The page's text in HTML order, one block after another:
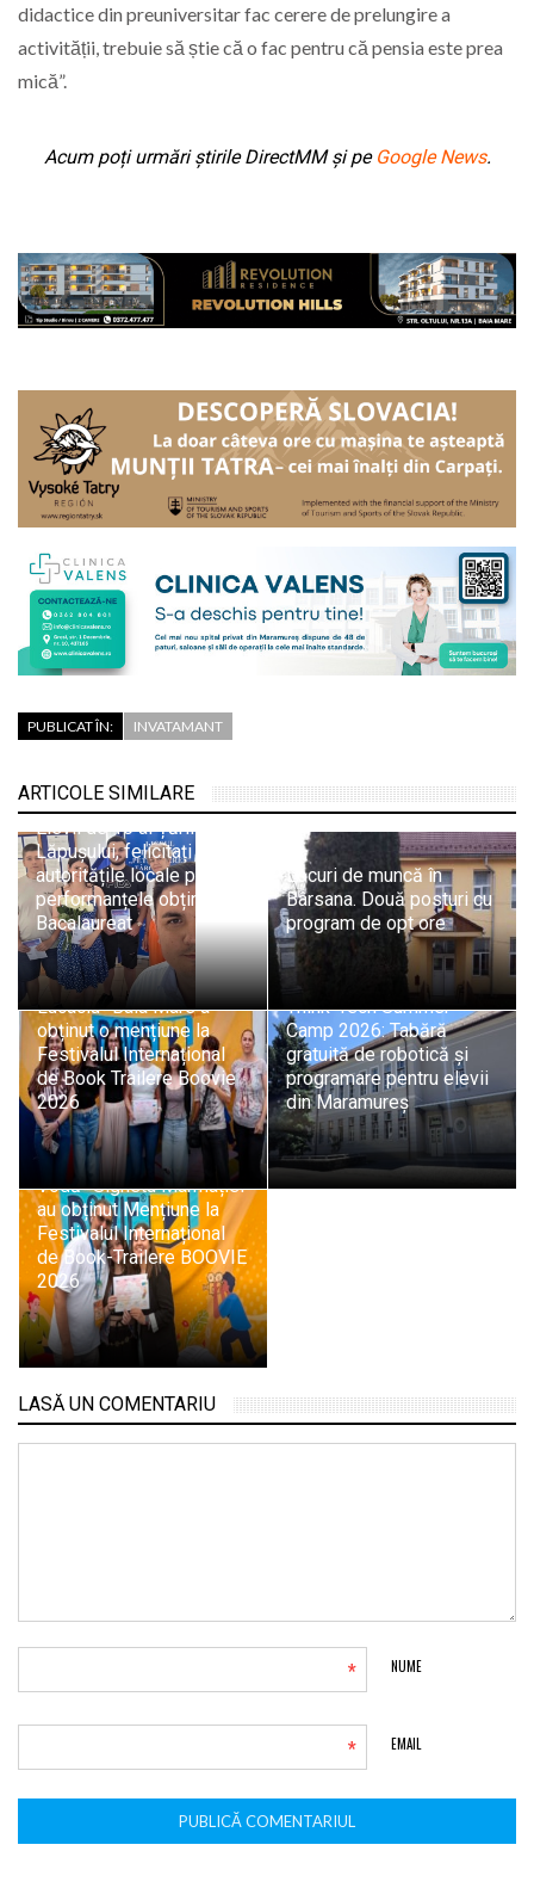
didactice din preuniversitar fac cerere de prelungire a
activității, trebuie să știe că o fac pentru că pensia este prea
mică”.
Acum poți urmări știrile DirectMM și pe Google News.
PUBLICAT ÎN: INVATAMANT
ARTICOLE SIMILARE
Elevii de 10 ai Țării
Lăpușului, felicitați de
autoritățile locale pentru
performanțele obținute la
Bacalaureat
Locuri de muncă în
Bârsana. Două posturi cu
program de opt ore
Echipa Colegiului „Vasile
Lucaciu” Baia Mare a
obținut o mențiune la
Festivalul Internațional
de Book Trailere Boovie
2026
Think-Tech Summer
Camp 2026: Tabără
gratuită de robotică și
programare pentru elevii
din Maramureș
Elevii Colegiului „Dragoș
Vodă” Sighetu Marmației
au obținut Mențiune la
Festivalul Internațional
de Book-Trailere BOOVIE
2026
LASĂ UN COMENTARIU
NUME
*
EMAIL
*